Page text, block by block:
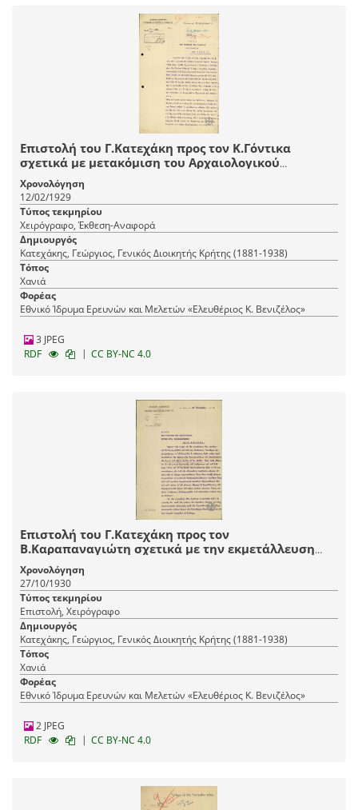
Επιστολή του Γ.Κατεχάκη προς τον Κ.Γόντικα
σχετικά με μετακόμιση του Αρχαιολογικού
Μουσείου Χανίων.
Χρονολόγηση
12/02/1929
Τύπος τεκμηρίου
Χειρόγραφο, Έκθεση-Αναφορά
Δημιουργός
Κατεχάκης, Γεώργιος, Γενικός Διοικητής Κρήτης (1881-1938)
Τόπος
Χανιά
Φορέας
Εθνικό Ίδρυμα Ερευνών και Μελετών «Ελευθέριος Κ. Βενιζέλος»
3 JPEG
RDF
| CC BY-NC 4.0
Επιστολή του Γ.Κατεχάκη προς τον
Β.Καραπαναγιώτη σχετικά με την εκμετάλλευση
υδροηλεκτρικών έργων στο Δήμο Χανίων.
Χρονολόγηση
27/10/1930
Τύπος τεκμηρίου
Επιστολή, Χειρόγραφο
Δημιουργός
Κατεχάκης, Γεώργιος, Γενικός Διοικητής Κρήτης (1881-1938)
Τόπος
Χανιά
Φορέας
Εθνικό Ίδρυμα Ερευνών και Μελετών «Ελευθέριος Κ. Βενιζέλος»
2 JPEG
RDF
| CC BY-NC 4.0